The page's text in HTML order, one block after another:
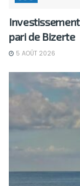
pari de Bizerte
5 AOÛT 2026